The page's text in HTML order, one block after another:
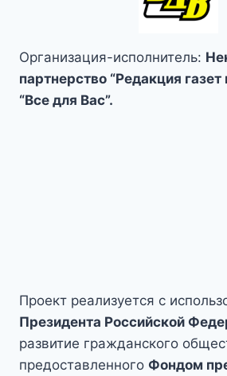
Организация-исполнитель:
партнерство “Редакция газет
“Все для Вас”.
Проект реализуется с
Президента Российской
развитие гражданского
предоставленного Фондом